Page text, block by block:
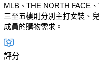
MLB、THE NORTH FACE
三至五樓則分別主打女裝、
成員的購物需求。
評分